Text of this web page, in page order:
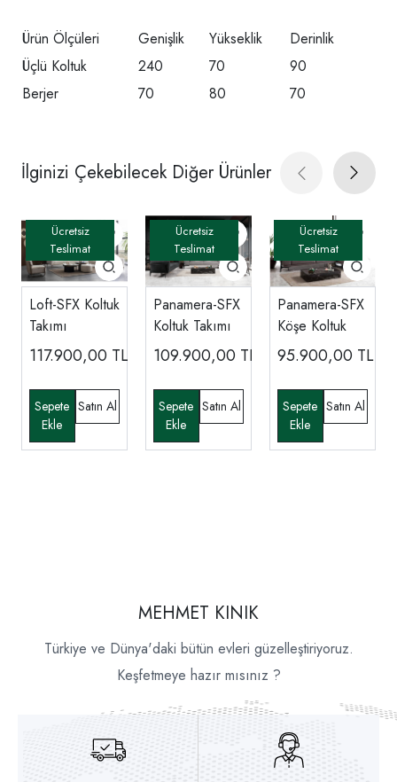
Ürün Ölçüleri Genişlik Yükseklik
Derinlik
Üçlü Koltuk
240 70
90
Berjer
70 80 70
İlginizi Çekebilecek Diğer Ürünler
Loft-SFX Koltuk
Takımı
117.900,00 TL
Panamera-SFX
Koltuk Takımı
109.900,00 TL
Panamera-SFX
Köşe Koltuk
95.900,00 TL
MEHMET KINIK
Türkiye ve Dünya'daki bütün evleri güzelleştiriyoruz.
Keşfetmeye hazır mısınız ?